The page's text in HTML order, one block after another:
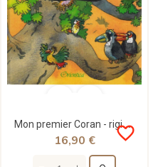
Mon premier Coran - rigide - livre d'histoires - Saniyasnain Khan - Orientica
favorite_border
16,90 €